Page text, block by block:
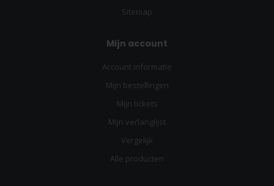
Sitemap
Mijn account
Account informatie
Mijn bestellingen
Mijn tickets
Mijn verlanglijst
Vergelijk
Alle producten